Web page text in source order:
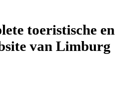
toeristische en
van Limburg